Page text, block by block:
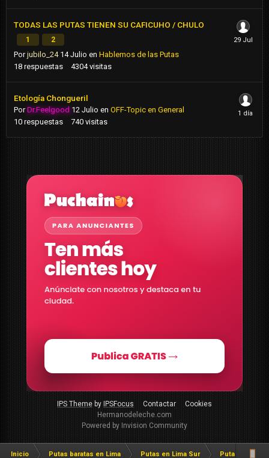
TODAS LAS PUTAS TIENEN SU CAFICUHO / CHULO
1 2
Porjubilo_24 14 Julio en Hablemos de las Putas
18 respuestas 4304 visitas
Etología Chongueril
PorDr.Feelgood 12 Julio en OFF-Topic en General
10 respuestas 740 visitas
IPS ThemebyIPSFocus Contactar
Cookies
Hermanodeleche.com
Powered by Invision Community
Inicio Putas baratas en Lima Putas en Lima Sur Putas en Villa